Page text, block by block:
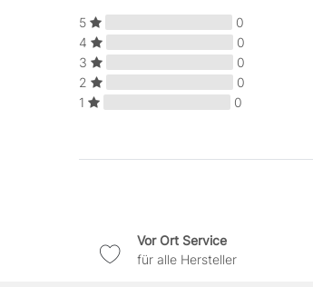
5
0
4
0
3
0
2
0
1
0
Vor Ort Service
für alle Hersteller